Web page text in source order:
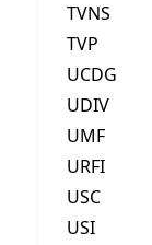
TVNS
TVP
UCDG
UDIV
UMF
URFI
USC
USI